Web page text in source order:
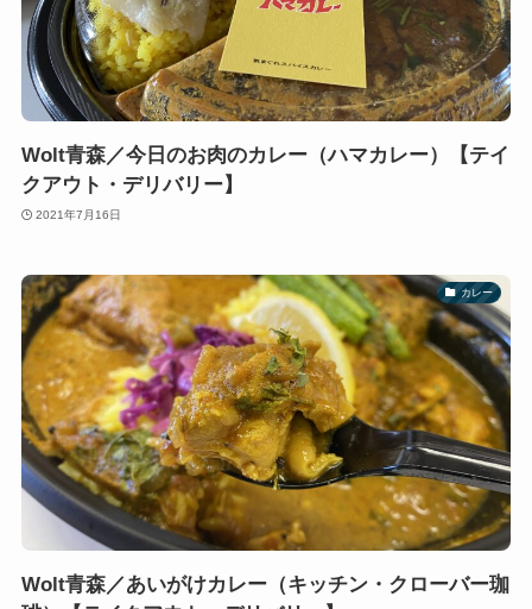
Wolt青森／今日のお肉のカレー（ハマカレー）【テイ
クアウト・デリバリー】
2021年7月16日
カレー
Wolt青森／あいがけカレー（キッチン・クローバー珈